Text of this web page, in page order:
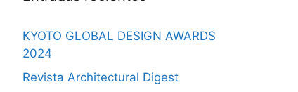
KYOTO GLOBAL DESIGN AWARDS
2024
Revista Architectural Digest